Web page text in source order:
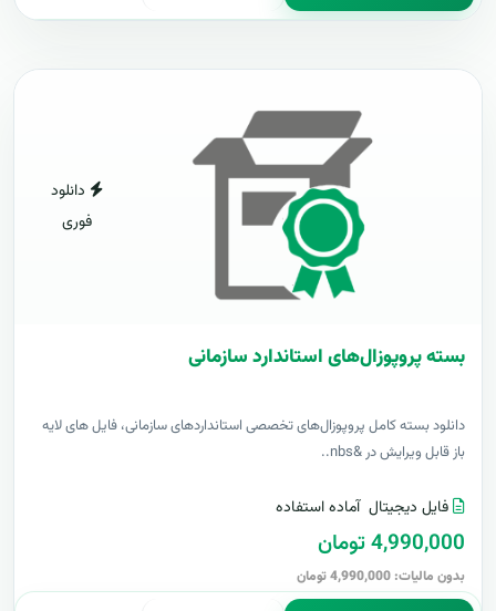
دانلود
فوری
بسته پروپوزال‌های استاندارد سازمانی
دانلود بسته کامل پروپوزال‌های تخصصی استانداردهای سازمانی، فایل های لایه
باز قابل ویرایش در &nbs..
فایل دیجیتال آماده استفاده
4,990,000 تومان
بدون مالیات: 4,990,000 تومان